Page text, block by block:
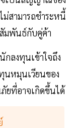
สามารถชำระหนี้
สัมพันธ์กับคู่ค้า
กลงทุนเข้าใจถึง
นหมุนเวียนของ
ยที่อาจเกิดขึ้นได้